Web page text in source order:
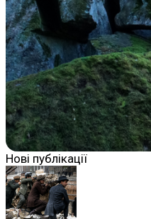
Нові публікації